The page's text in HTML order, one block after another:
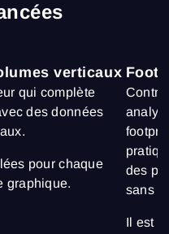
verticaux
qui complète
des données
pour chaque
graphique.
des
sans
Il est